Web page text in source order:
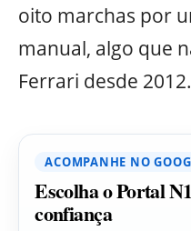
oito marchas por
manual, algo que
Ferrari desde 2012.
ACOMPANHE NO
Escolha o Portal
confiança